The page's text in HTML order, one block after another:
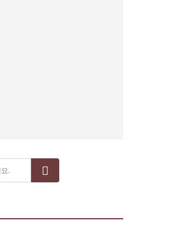
검색